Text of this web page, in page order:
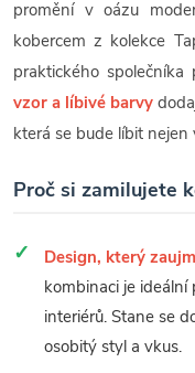
promění v oázu
kobercem z kolekce
praktického
vzor a líbivé barvy
která se bude líbit nejen
Proč si zamilujete
Design, který
kombinaci je
interiérů. Stane se
osobitý styl a vkus.